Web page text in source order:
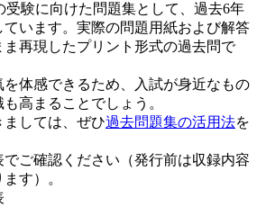
受験に向けた問題集として、過去6年
います。実際の問題用紙および解答
再現したプリント形式の過去問で
体感できるため、入試が身近なもの
高まることでしょう。
しては、ぜひ過去問題集の活用法を
ご確認ください（発行前は収録内容
す）。